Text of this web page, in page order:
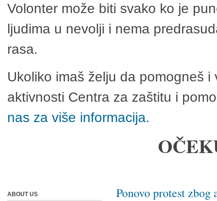
Volonter može biti svako ko je
ljudima u nevolji i nema
rasa.
Ukoliko imaš želju da pomogneš
aktivnosti Centra za zaštitu i
nas za više informacija.
Ponovo protest zbog
ABOUT US